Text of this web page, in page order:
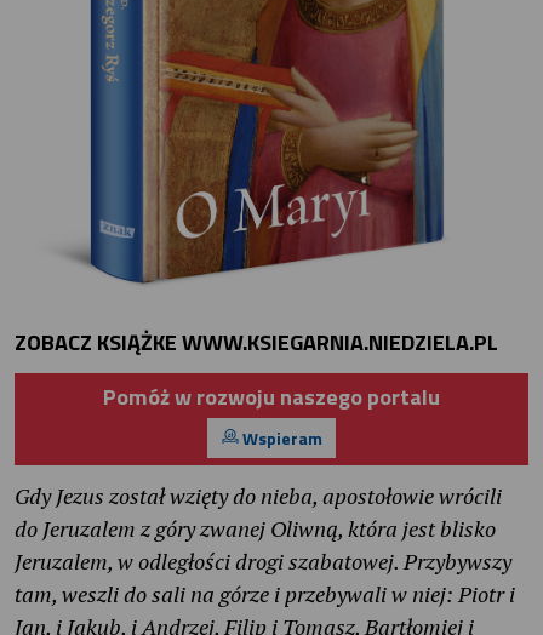
ZOBACZ KSIĄŻKEWWW.KSIEGARNIA.NIEDZIELA.PL
Pomóż w rozwoju naszego portalu
Wspieram
Gdy Jezus został wzięty do nieba, apostołowie wrócili
do Jeruzalem z góry zwanej Oliwną, która jest blisko
Jeruzalem, w odległości drogi szabatowej. Przybywszy
tam, weszli do sali na górze i przebywali w niej: Piotr i
Jan, i Jakub, i Andrzej, Filip i Tomasz, Bartłomiej i